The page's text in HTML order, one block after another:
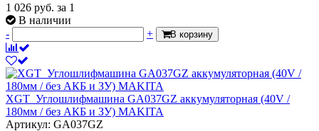
1 026 руб. за 1
В наличии
-
+ В корзину
XGT_Углошлифмашина GA037GZ аккумуляторная (40V /
180мм / без АКБ и ЗУ) MAKITA
Артикул: GA037GZ